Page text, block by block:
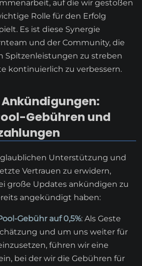
auf die wir gestoßen
Rolle für den Erfolg
Es ist diese Synergie
und der Community, die
Spitzenleistungen zu streben
kontinuierlich zu verbessern.
Gebühren und
Unterstützung und
Vertrauen zu erwidern,
große Updates ankündigen zu
angekündigt haben:
Gebühr auf 0,5%: Als Geste
und um uns weiter für
führen wir eine
bei der wir die Gebühren für